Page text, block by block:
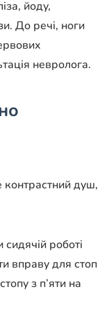
йоду,
До речі, ноги
невролога.
контрастний душ,
роботі
вправу для стоп
з п’яти на